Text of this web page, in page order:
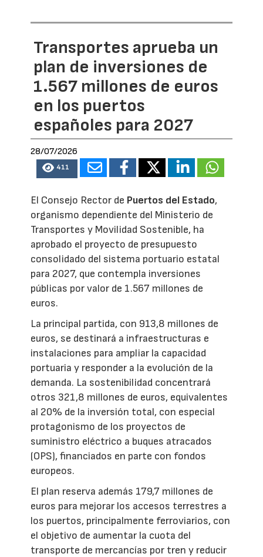
Transportes aprueba un
plan de inversiones de
1.567 millones de euros
en los puertos
españoles para 2027
28/07/2026
411
El Consejo Rector de Puertos del Estado,
organismo dependiente del Ministerio de
Transportes y Movilidad Sostenible, ha
aprobado el proyecto de presupuesto
consolidado del sistema portuario estatal
para 2027, que contempla inversiones
públicas por valor de 1.567 millones de
euros.
La principal partida, con 913,8 millones de
euros, se destinará a infraestructuras e
instalaciones para ampliar la capacidad
portuaria y responder a la evolución de la
demanda. La sostenibilidad concentrará
otros 321,8 millones de euros, equivalentes
al 20% de la inversión total, con especial
protagonismo de los proyectos de
suministro eléctrico a buques atracados
(OPS), financiados en parte con fondos
europeos.
El plan reserva además 179,7 millones de
euros para mejorar los accesos terrestres a
los puertos, principalmente ferroviarios, con
el objetivo de aumentar la cuota del
transporte de mercancías por tren y reducir